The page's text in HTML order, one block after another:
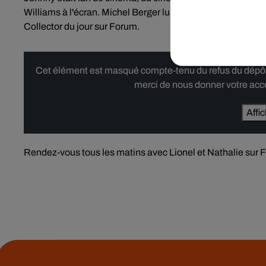
Williams à l'écran. Michel Berger lui permettra de chanter
Collector du jour sur Forum.
Cet élément est masqué compte-tenu du refus du
merci de nous donner votre
Rendez-vous tous les matins avec Lionel et Nathalie sur